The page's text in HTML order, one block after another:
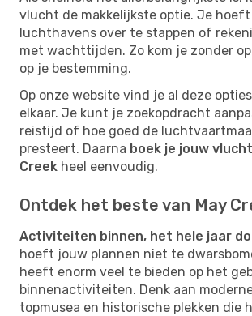
vlucht de makkelijkste optie. Je
luchthavens over te stappen of
met wachttijden. Zo kom je zonder
op je bestemming.
Op onze website vind je al deze
elkaar. Je kunt je zoekopdracht
reistijd of hoe goed de
presteert. Daarna boek je jouw
Creek heel eenvoudig.
Ontdek het beste van May
Activiteiten binnen, het hele jaar
hoeft jouw plannen niet te
heeft enorm veel te bieden op het
binnenactiviteiten. Denk aan
topmusea en historische plekken die